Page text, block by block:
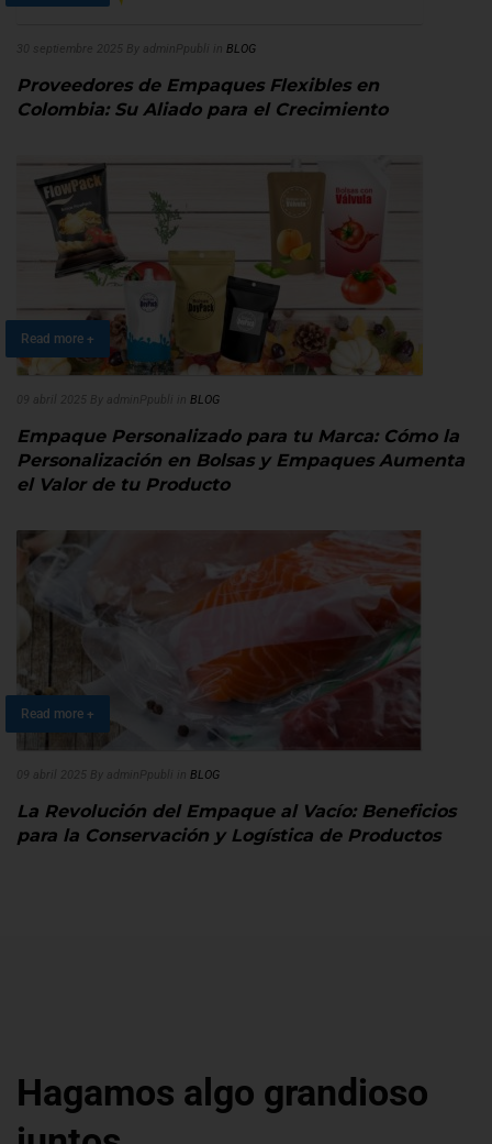
30 septiembre 2025 By adminPpubli in BLOG
Proveedores de Empaques Flexibles en
Colombia: Su Aliado para el Crecimiento
Read more +
09 abril 2025 By adminPpubli in BLOG
Empaque Personalizado para tu Marca: Cómo la
Personalización en Bolsas y Empaques Aumenta
el Valor de tu Producto
Read more +
09 abril 2025 By adminPpubli in BLOG
La Revolución del Empaque al Vacío: Beneficios
para la Conservación y Logística de Productos
Hagamos algo grandioso